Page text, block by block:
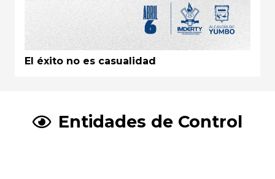
El éxito no es casualidad
Entidades de Control